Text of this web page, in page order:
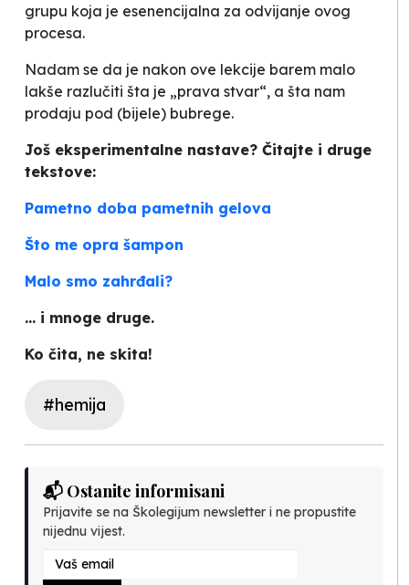
grupu koja je esenencijalna za odvijanje ovog
procesa.
Nadam se da je nakon ove lekcije barem malo
lakše razlučiti šta je „prava stvar“, a šta nam
prodaju pod (bijele) bubrege.
Još eksperimentalne nastave? Čitajte i druge
tekstove:
Pametno doba pametnih gelova
Što me opra šampon
Malo smo zahrđali?
... i mnoge druge.
Ko čita, ne skita!
#hemija
📬 Ostanite informisani
Prijavite se na Školegijum newsletter i ne propustite
nijednu vijest.